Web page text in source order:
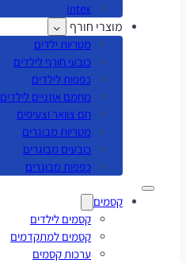
intex
מוצרי חורף
מטריות ילדים
כובעי חורף לילדים
כפפות לילדים
מחמם אוזניים לילדים
חם צוואר וצעיפים
מטריות מבוגרים
כובעים מבוגרים
כפפות מבוגרים
קסמים
קסמים לילדים
קסמים למתקדמים
ערכות קסמים